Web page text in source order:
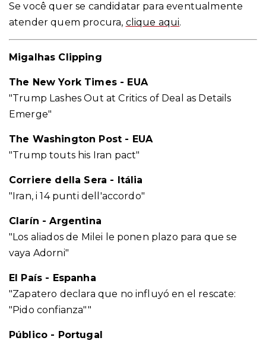
Se você quer se candidatar para eventualmente
atender quem procura, clique aqui.
Migalhas Clipping
The New York Times - EUA
"Trump Lashes Out at Critics of Deal as Details
Emerge"
The Washington Post - EUA
"Trump touts his Iran pact"
Corriere della Sera - Itália
"Iran, i 14 punti dell'accordo"
Clarín - Argentina
"Los aliados de Milei le ponen plazo para que se
vaya Adorni"
El País - Espanha
"Zapatero declara que no influyó en el rescate:
"Pido confianza""
Público - Portugal